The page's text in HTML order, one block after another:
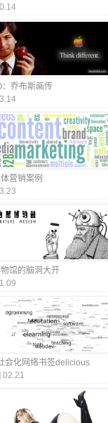
乔布斯画传
营销案例
馆的脑洞大开
会化网络书签delicious
02.21